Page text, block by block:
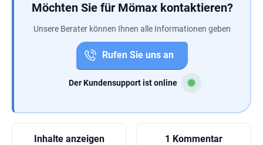
Möchten Sie für Mömax kontaktieren?
Unsere Berater können Ihnen alle Informationen geben
Rufen Sie uns an
Der Kundensupport ist online
Inhalte anzeigen 1 Kommentar